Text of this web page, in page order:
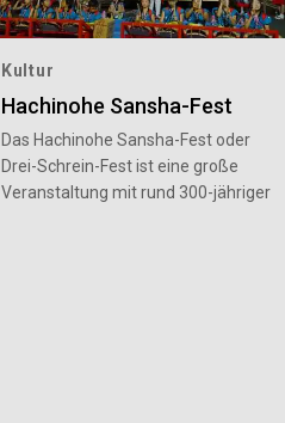
Kultur
Hachinohe Sansha-Fest
Das Hachinohe Sansha-Fest oder
Drei-Schrein-Fest ist eine große
Veranstaltung mit rund 300-jähriger